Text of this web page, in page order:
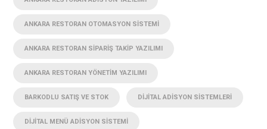
ANKARA RESTORAN OTOMASYON SISTEMI
ANKARA RESTORAN SIPARIŞ TAKIP YAZILIMI
ANKARA RESTORAN YÖNETIM YAZILIMI
BARKODLU SATIŞ VE STOK DIJITAL ADISYON SISTEMLERI
DIJITAL MENÜ ADISYON SISTEMI